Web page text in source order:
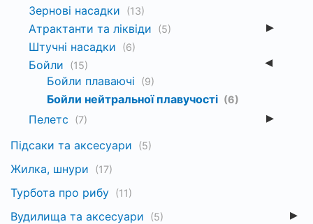
Зернові насадки (13)
Атрактанти та ліквіди (5)
Штучні насадки (6)
Бойли (15)
Бойли плаваючі (9)
Бойли нейтральної плавучості (6)
Пелетс (7)
Підсаки та аксесуари (5)
Жилка, шнури (17)
Турбота про рибу (11)
Вудилища та аксесуари (5)